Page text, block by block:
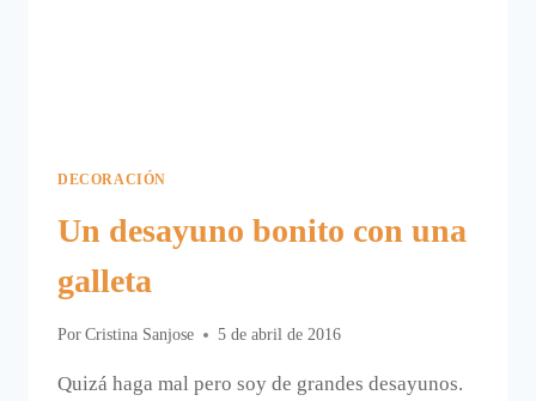
DECORACIÓN
Un desayuno bonito con una
galleta
Por Cristina Sanjose 5 de abril de 2016
Quizá haga mal pero soy de grandes desayunos.